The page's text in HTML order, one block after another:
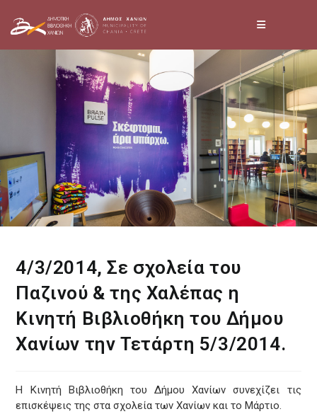
4/3/2014, Σε σχολεία του
Παζινού & της Χαλέπας η
Κινητή Βιβλιοθήκη του Δήμου
Χανίων την Τετάρτη 5/3/2014.
Η Κινητή Βιβλιοθήκη του Δήμου Χανίων συνεχίζει τις
επισκέψεις της στα σχολεία των Χανίων και το Μάρτιο.